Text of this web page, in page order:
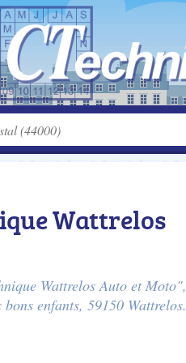
Wattrelos
Wattrelos Auto et Moto",
bons enfants, 59150 Wattrelos.